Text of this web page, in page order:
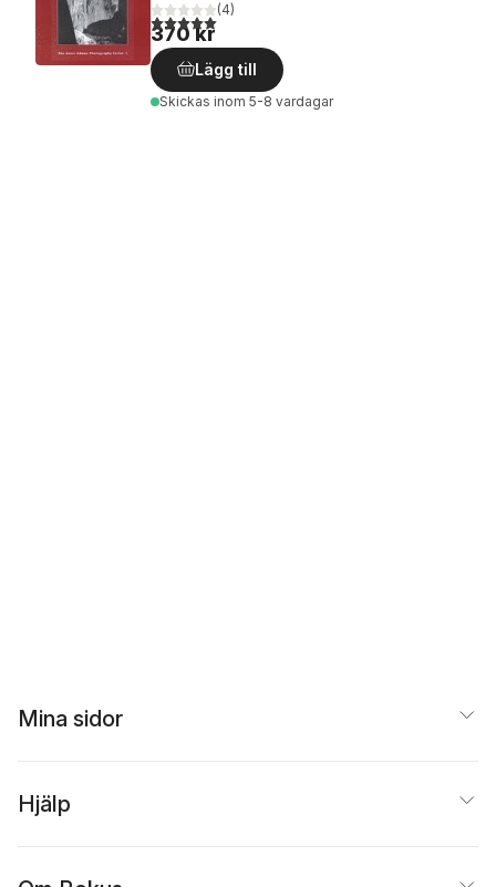
5,0utav 5 stjärnor. Totalt antal röster:
(4)
370 kr
Lägg till
Skickas inom 5-8 vardagar
Mina sidor
Hjälp